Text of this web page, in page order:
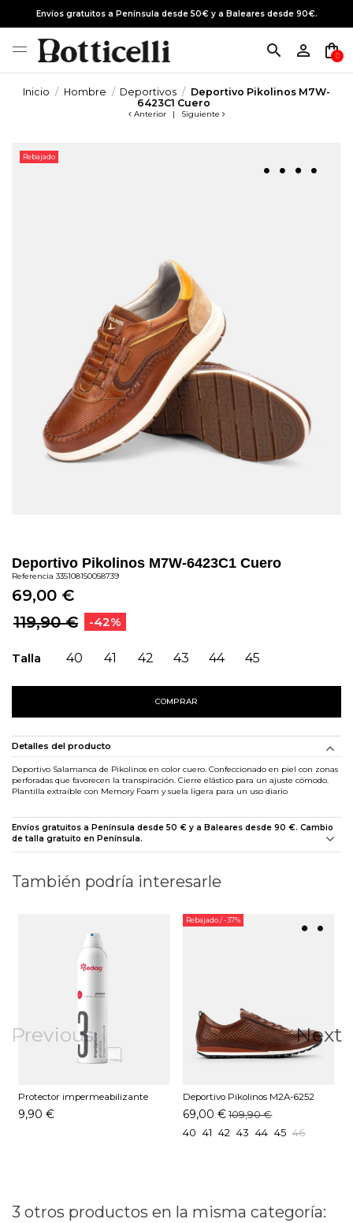
Envíos gratuitos a Península desde 50€ y a Baleares desde 90€.
search person_outline shopping_bag
0
Inicio Hombre Deportivos
Deportivo Pikolinos M7W-
6423C1 Cuero
Anterior | Siguiente
Rebajado
Deportivo Pikolinos M7W-6423C1 Cuero
Referencia 335108150058739
69,00 €
119,90 €
-42%
Talla 40 41 42 43 44 45
COMPRAR
Detalles del producto
Deportivo Salamanca de Pikolinos en color cuero. Confeccionado en piel con zonas
perforadas que favorecen la transpiración. Cierre elástico para un ajuste cómodo.
Plantilla extraíble con Memory Foam y suela ligera para un uso diario
Envíos gratuitos a Península desde 50 € y a Baleares desde 90 €. Cambio
de talla gratuito en Península.
También podría interesarle
Previous
Protector impermeabilizante
Pedag 250 ML
9,90 €
Rebajado/ -37%
Deportivo Pikolinos M2A-6252
Cuero
69,00 € 109,90 €
40 41 42 43 44 45 46
Next
3 otros productos en la misma categoría: